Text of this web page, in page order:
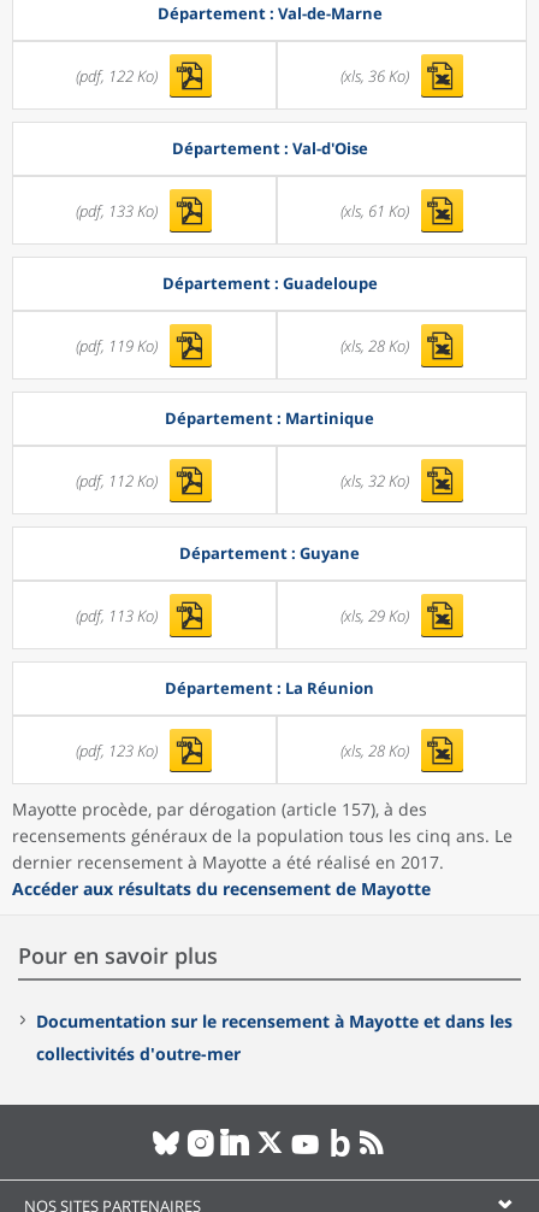
Département : Val-de-Marne
(pdf, 122 Ko) (xls, 36 Ko)
Département : Val-d'Oise
(pdf, 133 Ko) (xls, 61 Ko)
Département : Guadeloupe
(pdf, 119 Ko) (xls, 28 Ko)
Département : Martinique
(pdf, 112 Ko) (xls, 32 Ko)
Département : Guyane
(pdf, 113 Ko) (xls, 29 Ko)
Département : La Réunion
(pdf, 123 Ko) (xls, 28 Ko)
Mayotte procède, par dérogation (article 157), à des
recensements généraux de la population tous les cinq ans. Le
dernier recensement à Mayotte a été réalisé en 2017.
Accéder aux résultats du recensement de Mayotte
Pour en savoir plus
Documentation sur le recensement à Mayotte et dans les
collectivités d'outre-mer
NOS SITES PARTENAIRES